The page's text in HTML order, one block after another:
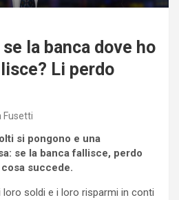
la banca dove ho
Li perdo
Fusetti
si pongono e una
se la banca fallisce, perdo
succede.
loro soldi e i loro risparmi in conti